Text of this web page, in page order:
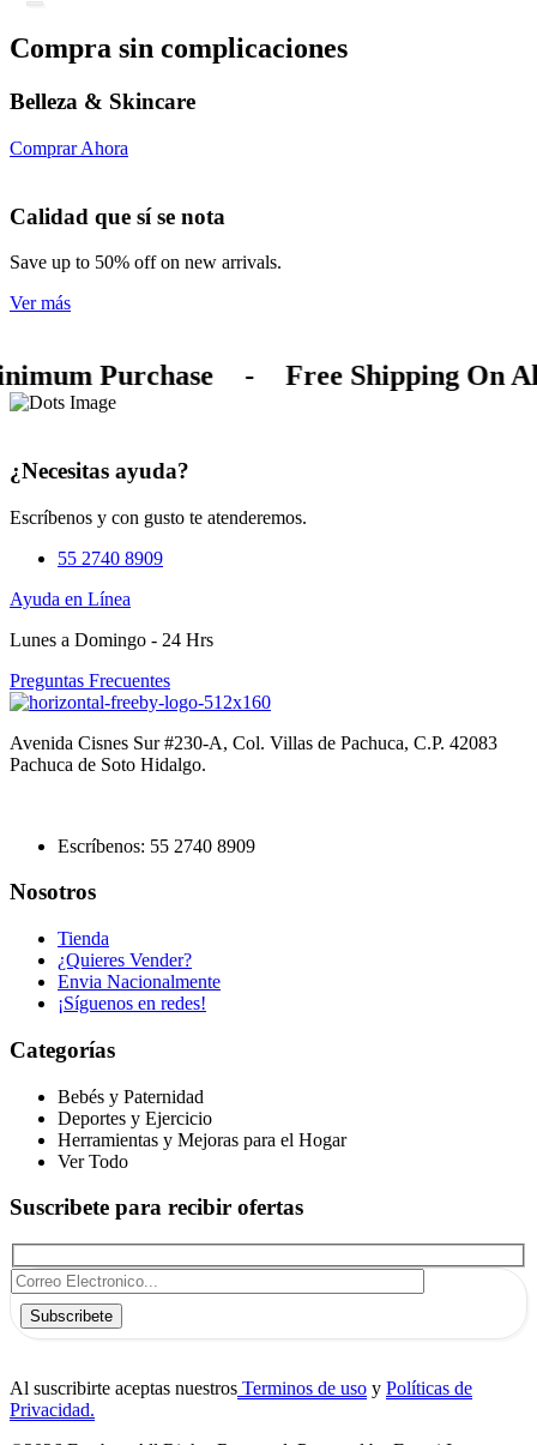
Compra sin complicaciones
Belleza & Skincare
Comprar Ahora
Calidad que sí se nota
Save up to 50% off on new arrivals.
Ver más
Purchase - Free Shipping On
¿Necesitas ayuda?
Escríbenos y con gusto te atenderemos.
55 2740 8909
Ayuda en Línea
Lunes a Domingo - 24 Hrs
Preguntas Frecuentes
Avenida Cisnes Sur #230-A, Col. Villas de Pachuca, C.P. 42083
Pachuca de Soto Hidalgo.
Escríbenos: 55 2740 8909
Nosotros
Tienda
¿Quieres Vender?
Envia Nacionalmente
¡Síguenos en redes!
Categorías
Bebés y Paternidad
Deportes y Ejercicio
Herramientas y Mejoras para el Hogar
Ver Todo
Suscribete para recibir ofertas
Subscribete
Al suscribirte aceptas nuestros Terminos de uso y Políticas de
Privacidad.